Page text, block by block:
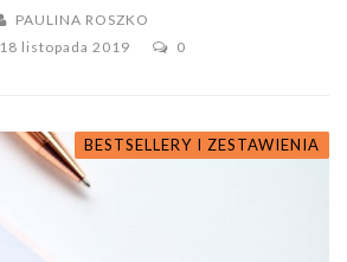
PAULINA ROSZKO
18 listopada 2019
0
BESTSELLERY I ZESTAWIENIA